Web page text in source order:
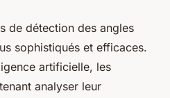
de détection des angles
sophistiqués et efficaces.
artificielle, les
analyser leur